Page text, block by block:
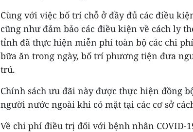
Cùng với việc bố trí chỗ ở đầy đủ các điều
cũng như đảm bảo các điều kiện về cách ly
tỉnh đã thực hiện miễn phí toàn bộ các chi
bữa ăn trong ngày, bố trí phương tiện đưa
trú.
Chính sách ưu đãi này được thực hiện đồng
người nước ngoài khi có mặt tại các cơ sở
Về chi phí điều trị đối với bệnh nhân COVID-